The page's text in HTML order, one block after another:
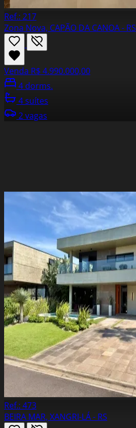
Ref.: 217
Zona Nova, CAPÃO DA CANOA - RS
Venda R$ 4.990.000,00
4 dorms.
4 suítes
2 vagas
Ref.: 473
BEIRA MAR, XANGRI-LÁ - RS